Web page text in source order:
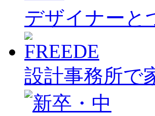
デザイナーと
設計事務所で